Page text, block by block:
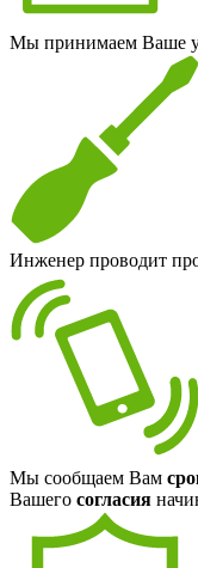
Мы принимаем Ваше
Инженер проводит
Мы сообщаем Вам
Вашего согласия